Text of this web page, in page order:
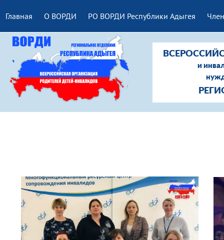
Главная О ВОРДИ РО ВОРДИ Республики Адыгея
и